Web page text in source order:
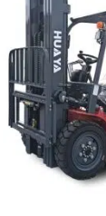
Option für